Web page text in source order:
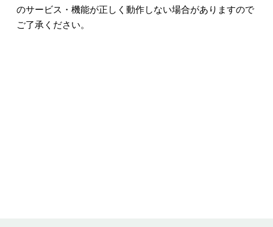
のサービス・機能が正しく動作しない場合がありますので
ご了承ください。